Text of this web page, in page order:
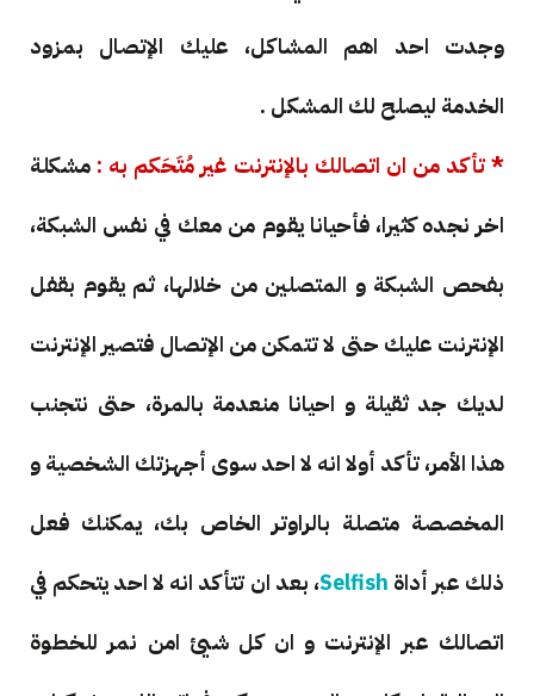
وجدت احد اهم المشاكل، عليك الإتصال بمزود
الخدمة ليصلح لك المشكل .
* تأكد من ان اتصالك بالإنترنت غير مُتَحَكم به : مشكلة
اخر نجده كثيرا، فأحيانا يقوم من معك في نفس الشبكة،
بفحص الشبكة و المتصلين من خلالها، ثم يقوم بقفل
الإنترنت عليك حتى لا تتمكن من الإتصال فتصير الإنترنت
لديك جد ثقيلة و احيانا منعدمة بالمرة، حتى نتجنب
هذا الأمر، تأكد أولا انه لا احد سوى أجهزتك الشخصية و
المخصصة متصلة بالراوتر الخاص بك، يمكنك فعل
ذلك عبر أداة Selfish، بعد ان تتأكد انه لا احد يتحكم في
اتصالك عبر الإنترنت و ان كل شيئ امن نمر للخطوة